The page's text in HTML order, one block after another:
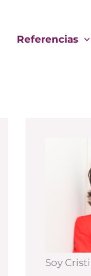
Referencias
Soy